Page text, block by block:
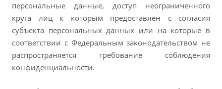
персональные данные, доступ неограниченного
круга лиц к которым предоставлен с согласия
субъекта персональных данных или на которые в
соответствии с Федеральным законодательством не
распространяется требование соблюдения
конфиденциальности.